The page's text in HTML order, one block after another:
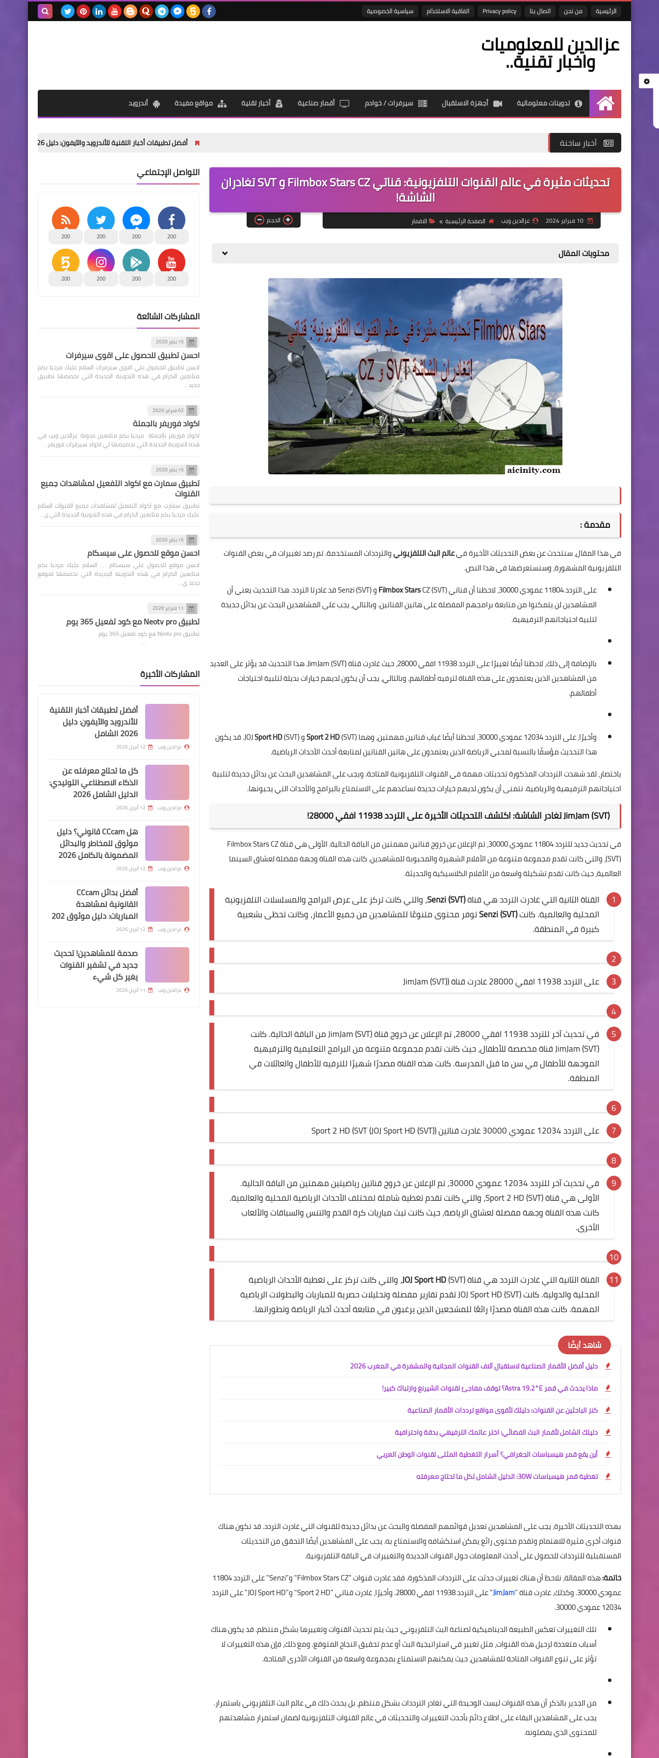
الرئيسية من نحن اتصال بنا Privacy policy اتفاقية الاستخذام سياسية الخصوصية
عزالدين للمعلوميات
واخبار تقنية..
الرئيسيةتدوينات معلوماتية أجهزة الاستقبال سيرفرات / خوادم أقمار صناعية أخبار تقنية مواقع مفيدة أندرويد
أخبار ساخنة أفضل تطبيقات أخبار التقنية للأندرويد والآيفون: دليل 2026 الشامل
تحديثات مثيرة في عالم القنوات التلفزيونية: قناتي Filmbox Stars CZ و SVT تغادران
الشاشة!
عزالدين ويب الصفحة الرئيسية الاقمار الحجم
محتويات المقال
مقدمة :
في هذا المقال، سنتحدث عن بعض التحديثات الأخيرة فيعالم البث التلفزيونيوالترددات المستخدمة. تم رصد تغييرات في بعض القنوات
التلفزيونية المشهورة، وسنستعرضها في هذا النص.
على التردد 11804 عمودي 30000، لاحظنا أن قناتي (
Filmbox Stars
CZ (SVT و (Senzi (SVT قد غادرتا التردد. هذا التحديث يعني أن
المشاهدين لن يتمكنوا من متابعة برامجهم المفضلة على هاتين القناتين. وبالتالي، يجب على المشاهدين البحث عن بدائل جديدة
لتلبية احتياجاتهم الترفيهية.
بالإضافة إلى ذلك، لاحظنا أيضًا تغييرًا على التردد 11938 افقي 28000، حيث غادرت قناة (JimJam (SVT. هذا التحديث قد يؤثر على العديد
من المشاهدين الذين يعتمدون على هذه القناة لترفيه أطفالهم. وبالتالي، يجب أن يكون لديهم خيارات بديلة لتلبية احتياجات
أطفالهم.
وأخيرًا، على التردد 12034 عمودي 30000، لاحظنا أيضًا غياب قناتين مهمتين، وهما ( Sport 2 HD(SVT و (JOJ Sport HD
(SVT. قد يكون
هذا التحديث مؤسفًا بالنسبة لمحبي الرياضة الذين يعتمدون على هاتين القناتين لمتابعة أحدث الأحداث الرياضية.
باختصار، لقد شهدت الترددات المذكورة تحديثات مهمة في القنوات التلفزيونية المتاحة. ويجب على المشاهدين البحث عن بدائل جديدة لتلبية
احتياجاتهم الترفيهية والرياضية. نتمنى أن يكون لديهم خيارات جديدة تساعدهم على الاستمتاع بالبرامج والأحداث التي يحبونها.
JimJam (SVT) تغادر الشاشة: اكتشف التحديثات الأخيرة على التردد 11938 افقي 28000!
في تحديث جديد للتردد 11804 عمودي 30000، تم الإعلان عن خروج قناتين مهمتين من الباقة الحالية. الأولى هي قناة Filmbox Stars CZ
(SVT)، والتي كانت تقدم مجموعة متنوعة من الأفلام الشهيرة والمحبوبة للمشاهدين. كانت هذه القناة وجهة مفضلة لعشاق السينما
العالمية، حيث كانت تقدم تشكيلة واسعة من الأفلام الكلاسيكية والحديثة.
القناة الثانية التي غادرت التردد هي قناةSenzi (SVT)، والتي كانت تركز على عرض البرامج والمسلسلات التلفزيونية
المحلية والعالمية. كانتSenzi (SVT)توفر محتوى متنوعًا للمشاهدين من جميع الأعمار، وكانت تحظى بشعبية
كبيرة في المنطقة.
على التردد 11938 افقي 28000 غادرت قناة (JimJam (SVT)
في تحديث آخر للتردد 11938 افقي 28000، تم الإعلان عن خروج قناة JimJam (SVT) من الباقة الحالية. كانت
JimJam (SVT) قناة مخصصة للأطفال، حيث كانت تقدم مجموعة متنوعة من البرامج التعليمية والترفيهية
الموجهة للأطفال في سن ما قبل المدرسة. كانت هذه القناة مصدرًا شهيرًا للترفيه للأطفال والعائلات في
المنطقة.
على التردد 12034 عمودي 30000 غادرت قناتين (Sport 2 HD (SVT (JOJ Sport HD (SVT)
في تحديث آخر للتردد 12034 عمودي 30000، تم الإعلان عن خروج قناتين رياضيتين مهمتين من الباقة الحالية.
الأولى هي قناة Sport 2 HD (SVT)، والتي كانت تقدم تغطية شاملة لمختلف الأحداث الرياضية المحلية والعالمية.
كانت هذه القناة وجهة مفضلة لعشاق الرياضة، حيث كانت تبث مباريات كرة القدم والتنس والسباقات والألعاب
الأخرى.
القناة الثانية التي غادرت التردد هي قناة JOJ Sport HD(SVT)، والتي كانت تركز على تغطية الأحداث الرياضية
المحلية والدولية. كانت JOJ Sport HD (SVT) تقدم تقارير مفصلة وتحليلات حصرية للمباريات والبطولات الرياضية
المهمة. كانت هذه القناة مصدرًا رائعًا للمشجعين الذين يرغبون في متابعة أحدث أخبار الرياضة وتطوراتها.
شاهد أيضًا
دليل أفضل الأقمار الصناعية لاستقبال آلاف القنوات المجانية والمشفرة في المغرب 2026
ماذا يحدث في قمر Astra 19.2°E؟ توقف مفاجئ لقنوات الشيرنغ وارتباك كبير!
كنز الباحثين عن القنوات: دليلك لأقوى مواقع ترددات الأقمار الصناعية
دليلك الشامل لأقمار البث الفضائي: اختر عالمك الترفيهي بدقة واحترافية
أين يقع قمر هيسباسات الجغرافي؟ أسرار التغطية المثلى لقنوات الوطن العربي
تغطية قمر هيسباسات 30W: الدليل الشامل لكل ما تحتاج معرفته
بهذه التحديثات الأخيرة، يجب على المشاهدين تعديل قوائمهم المفضلة والبحث عن بدائل جديدة للقنوات التي غادرت التردد. قد تكون هناك
قنوات أخرى مثيرة للاهتمام وتقدم محتوى رائع يمكن استكشافه والاستمتاع به. يجب على المشاهدين أيضًا التحقق من التحديثات
المستقبلية للترددات للحصول على أحدث المعلومات حول القنوات الجديدة والتغييرات في الباقة التلفزيونية.
خاتمة:
هذه المقالة، نلاحظ أن هناك تغييرات حدثت على الترددات المذكورة. فقد غادرت قنوات "Filmbox Stars CZ" و"Senzi" على التردد 11804
عمودي 30000. وكذلك، غادرت قناة "
JimJam
" على التردد 11938 افقي 28000. وأخيرًا، غادرت قناتي "Sport 2 HD" و"JOJ Sport HD" على التردد
12034 عمودي 30000.
تلك التغييرات تعكس الطبيعة الديناميكية لصناعة البث التلفزيوني، حيث يتم تحديث القنوات وتغييرها بشكل منتظم. قد يكون هناك
أسباب متعددة لرحيل هذه القنوات، مثل تغيير في استراتيجية البث أو عدم تحقيق النجاح المتوقع. ومع ذلك، فإن هذه التغييرات لا
تؤثر على تنوع القنوات المتاحة للمشاهدين، حيث يمكنهم الاستمتاع بمجموعة واسعة من القنوات الأخرى المتاحة.
من الجدير بالذكر أن هذه القنوات ليست الوحيدة التي تغادر الترددات بشكل منتظم، بل يحدث ذلك في عالم البث التلفزيوني باستمرار.
يجب على المشاهدين البقاء على اطلاع دائم بأحدث التغييرات والتحديثات في عالم القنوات التلفزيونية لضمان استمرار مشاهدتهم
للمحتوى الذي يفضلونه.
التواصل الإجتماعي
200
200
200
200
200
200
200
200
المشاركات الشائعة
15 يناير 2020
احسن تطبيق للحصول علي اقوى سيرفرات
احسن تطبيق للحصول علي اقوى سيرفرات السلام عليك مرحبا بكم
متابعين الكرام في هذه التدوينة الجديدة التي نخصصها تطبيق
جديد…
02 فبراير 2020
اكواد فوريفر بالجملة
اكواد فوريفر بالجملة مرحبا بكم متابعين مدونة عزالدين ويب في
هذه التدوينة الجديدة التي نخصيصها لي اكواد سيرفرات فوريفر…
15 يناير 2020
تطبيق سمارت مع اكواد التفعيل لمشاهدات جميع
القنوات
تطبيق سمارت مع اكواد التفعيل لمشاهدات جميع القنوات السلام
عليك مرحبا بكم متابعين الكرام في هذه التدوينة الجديدة التي ن…
15 يناير 2020
احسن موقع للحصول علي سيسكام
احسن موقع للحصول علي سيسكام .... السلام عليك مرحبا بكم
متابعين الكرام في هذه التدوينة الجديدة التي نخصصها لموقع
جديد ي…
11 فبراير 2020
تطبيق Neotv pro مع كود تفعيل 365 يوم
تطبيق Neotv pro مع كود تفعيل 365 يوم
…
المشاركات الأخيرة
أفضل تطبيقات أخبار التقنية
للأندرويد والآيفون: دليل
2026 الشامل
عزالدين ويب 12 أبريل 2026
كل ما تحتاج معرفته عن
الذكاء الاصطناعي التوليدي:
الدليل الشامل 2026
عزالدين ويب 12 أبريل 2026
هل CCcam قانوني؟ دليل
موثوق للمخاطر والبدائل
المضمونة بالكامل 2026
عزالدين ويب 12 أبريل 2026
أفضل بدائل CCcam
القانونية لمشاهدة
المباريات: دليل موثوق 202
عزالدين ويب 12 أبريل 2026
صدمة للمشاهدين! تحديث
جديد في تشفير القنوات
يغير كل شيء
عزالدين ويب 11 أبريل 2026